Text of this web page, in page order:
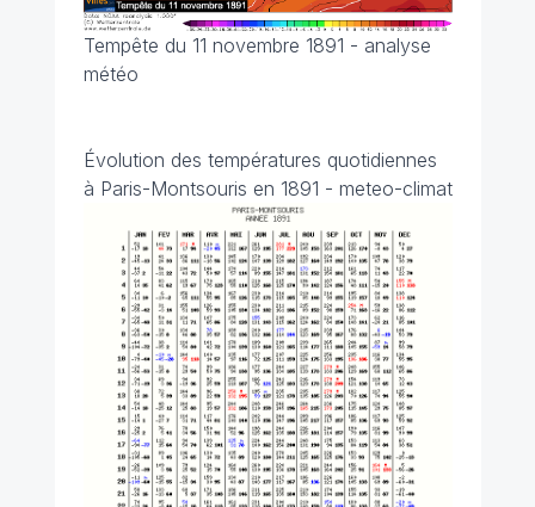
Tempête du 11 novembre 1891 - analyse
météo
Évolution des températures quotidiennes
à Paris-Montsouris en 1891 - meteo-climat